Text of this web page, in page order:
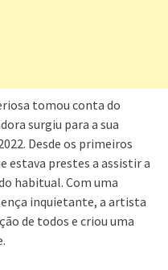
tomou conta do
surgiu para a sua
Desde os primeiros
estava prestes a assistir a
habitual. Com uma
inquietante, a artista
de todos e criou uma